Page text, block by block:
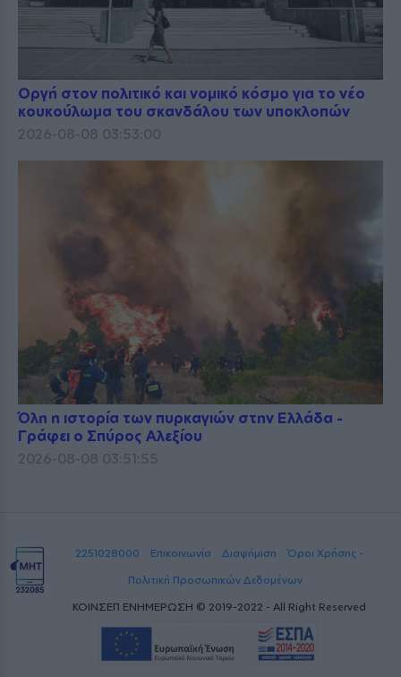
Οργή στον πολιτικό και νομικό κόσμο για το νέο
κουκούλωμα του σκανδάλου των υποκλοπών
2026-08-08 03:53:00
Όλη η ιστορία των πυρκαγιών στην Ελλάδα -
Γράφει ο Σπύρος Αλεξίου
2026-08-08 03:51:55
2251028000 Επικοινωνία Διαφήμιση
Όροι Χρήσης -
Πολιτική Προσωπικών Δεδομένων
ΚΟΙΝΣΕΠ ΕΝΗΜΕΡΩΣΗ © 2019-2022 - All Right Reserved